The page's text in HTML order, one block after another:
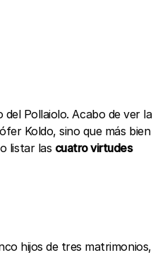
Pollaiolo. Acabo de ver la
Koldo, sino que más bien
listar las cuatro virtudes
hijos de tres matrimonios,